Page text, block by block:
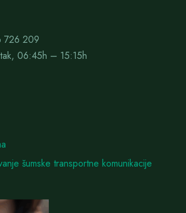
726 209
06:45h – 15:15h
šumske transportne komunikacije